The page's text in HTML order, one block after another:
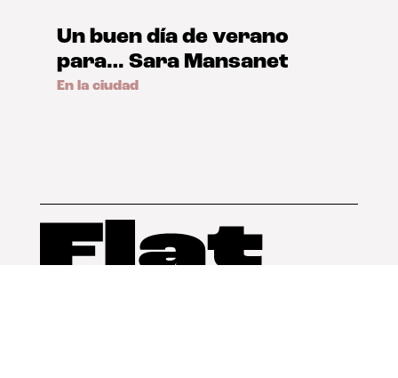
Un buen día de verano
para… Sara Mansanet
En la ciudad